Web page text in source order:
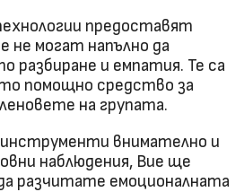
предоставят
не могат напълно да
разбиране и емпатия. Те са
помощно средство за
на групата.
инструменти внимателно и
наблюдения, Вие ще
разчитате емоционалната